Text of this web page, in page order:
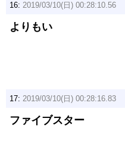
16: 2019/03/10(日) 00:28:10.56
よりもい
17: 2019/03/10(日) 00:28:16.83
ファイブスター